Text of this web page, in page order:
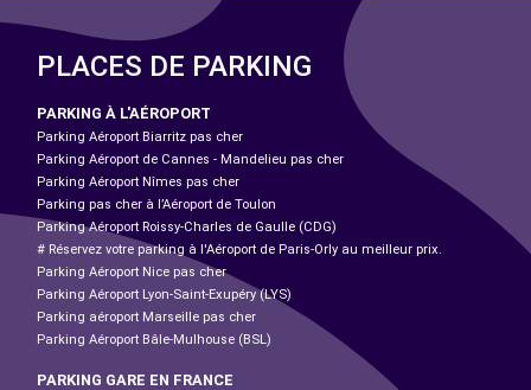
PLACES DE PARKING
PARKING À L'AÉROPORT
Parking Aéroport Biarritz pas cher
Parking Aéroport de Cannes - Mandelieu pas cher
Parking Aéroport Nîmes pas cher
Parking pas cher à l’Aéroport de Toulon
Parking Aéroport Roissy-Charles de Gaulle (CDG)
# Réservez votre parking à l'Aéroport de Paris-Orly au meilleur prix.
Parking Aéroport Nice pas cher
Parking Aéroport Lyon-Saint-Exupéry (LYS)
Parking aéroport Marseille pas cher
Parking Aéroport Bâle-Mulhouse (BSL)
PARKING GARE EN FRANCE